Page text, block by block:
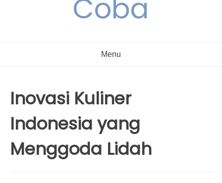
Coba
Menu
Inovasi Kuliner
Indonesia yang
Menggoda Lidah